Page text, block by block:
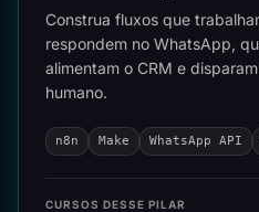
Construa fluxos que
respondem no WhatsApp,
alimentam o CRM e
humano.
n8n Make WhatsApp API
CURSOS DESSE PILAR